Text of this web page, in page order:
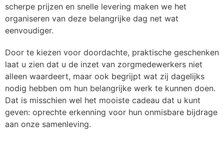
scherpe prijzen en snelle levering maken we het
organiseren van deze belangrijke dag net wat
eenvoudiger.
Door te kiezen voor doordachte, praktische geschenken
laat u zien dat u de inzet van zorgmedewerkers niet
alleen waardeert, maar ook begrijpt wat zij dagelijks
nodig hebben om hun belangrijke werk te kunnen doen.
Dat is misschien wel het mooiste cadeau dat u kunt
geven: oprechte erkenning voor hun onmisbare bijdrage
aan onze samenleving.